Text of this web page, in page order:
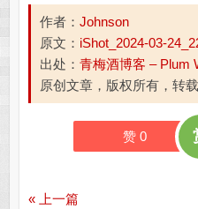
作者： Johnson
原文： iShot_2024-03-
出处： 青梅酒博客 – Plum
原创文章，版权所有，转
赞 0
« 上一篇